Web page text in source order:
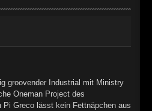
Tod
groovender Industrial mit Ministry
Oneman Project des
Pi Greco lässt kein Fettnäpchen aus